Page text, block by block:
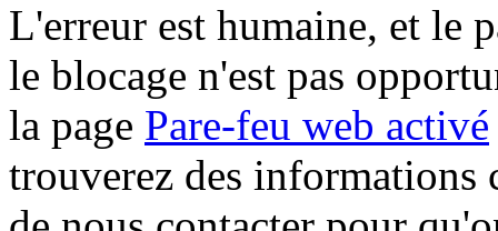
L'erreur est humaine, et le
le blocage n'est pas
la page Pare-feu web activé
trouverez des informations